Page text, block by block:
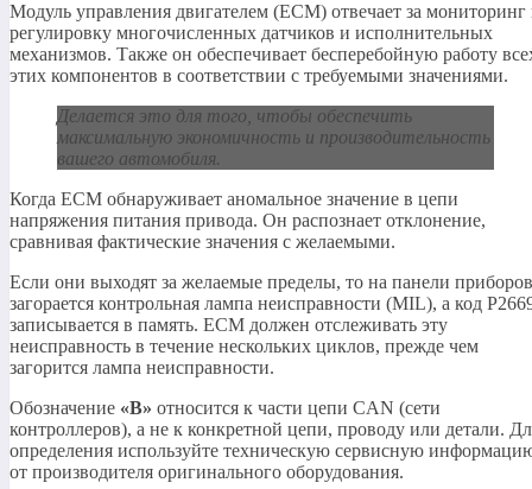
Модуль управления двигателем (ECM) отвечает за мониторинг
регулировку многочисленных датчиков и исполнительных
механизмов. Также он обеспечивает бесперебойную работу
этих компонентов в соответствии с требуемыми значениями.
Делается это для того, чтобы обеспечить
максимальную экономичность и производительность
вашего автомобиля.
Когда ECM обнаруживает аномальное значение в цепи
напряжения питания привода. Он распознает отклонение,
сравнивая фактические значения с желаемыми.
Если они выходят за желаемые пределы, то на панели приборов
загорается контрольная лампа неисправности (MIL), а код
записывается в память. ECM должен отслеживать эту
неисправность в течение нескольких циклов, прежде чем
загорится лампа неисправности.
Обозначение «B» относится к части цепи CAN (сети
контроллеров), а не к конкретной цепи, проводу или детали.
определения используйте техническую сервисную
от производителя оригинального оборудования.